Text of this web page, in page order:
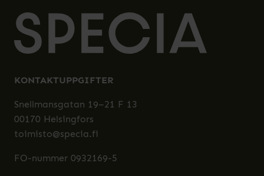
KONTAKTUPPGIFTER
Snellmansgatan 19–21 F 13
00170 Helsingfors
toimisto@specia.fi
FO-nummer 0932169-5